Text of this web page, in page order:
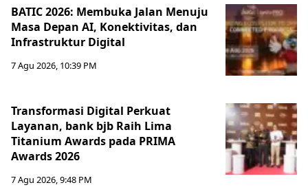
BATIC 2026: Membuka Jalan Menuju
Masa Depan AI, Konektivitas, dan
Infrastruktur Digital
7 Agu 2026, 10:39 PM
Transformasi Digital Perkuat
Layanan, bank bjb Raih Lima
Titanium Awards pada PRIMA
Awards 2026
7 Agu 2026, 9:48 PM